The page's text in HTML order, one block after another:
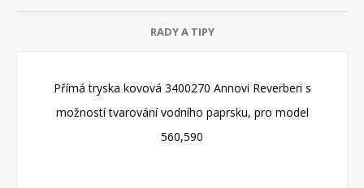
RADY A TIPY
Přímá tryska kovová 3400270 Annovi Reverberi s
možností tvarování vodního paprsku, pro model
560,590